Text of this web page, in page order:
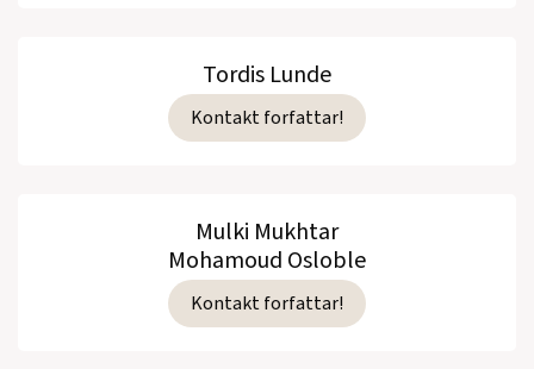
Tordis Lunde
Kontakt forfattar!
Mulki Mukhtar
Mohamoud Osloble
Kontakt forfattar!